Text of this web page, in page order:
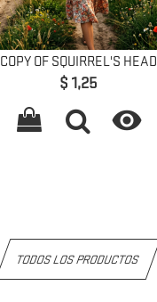
COPY OF SQUIRREL'S HEAD
Precio
$ 1,25

TODOS LOS PRODUCTOS